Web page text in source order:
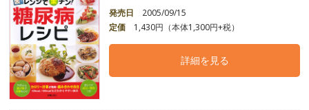
発売日
2005/09/15
定価
1,430円（本体1,300円+税）
詳細を見る